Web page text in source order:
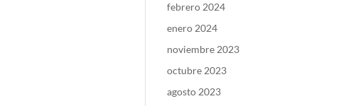
febrero 2024
enero 2024
noviembre 2023
octubre 2023
agosto 2023